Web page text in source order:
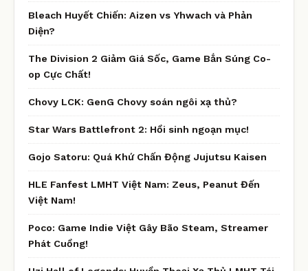
Bleach Huyết Chiến: Aizen vs Yhwach và Phản
Diện?
The Division 2 Giảm Giá Sốc, Game Bắn Súng Co-
op Cực Chất!
Chovy LCK: GenG Chovy soán ngôi xạ thủ?
Star Wars Battlefront 2: Hồi sinh ngoạn mục!
Gojo Satoru: Quá Khứ Chấn Động Jujutsu Kaisen
HLE Fanfest LMHT Việt Nam: Zeus, Peanut Đến
Việt Nam!
Poco: Game Indie Việt Gây Bão Steam, Streamer
Phát Cuồng!